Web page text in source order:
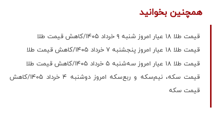
همچنین بخوانید
قیمت طلا ۱۸ عیار امروز شنبه ۹ خرداد ۱۴۰۵/کاهش قیمت طلا
قیمت طلا ۱۸ عیار امروز پنجشنبه ۷ خرداد ۱۴۰۵/کاهش قیمت طلا
قیمت طلا ۱۸ عیار امروز سه‌شنبه ۵ خرداد ۱۴۰۵/کاهش قیمت طلا
قیمت سکه، نیم‌سکه و ربع‌سکه امروز دوشنبه ۴ خرداد ۱۴۰۵/کاهش
قیمت سکه